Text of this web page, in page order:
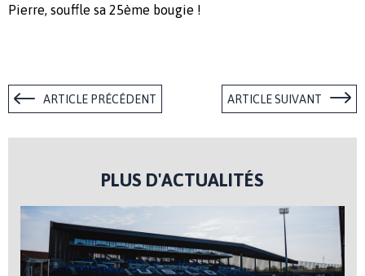
Pierre, souffle sa 25ème bougie !
ARTICLE PRÉCÉDENT ARTICLE SUIVANT
PLUS D'ACTUALITÉS